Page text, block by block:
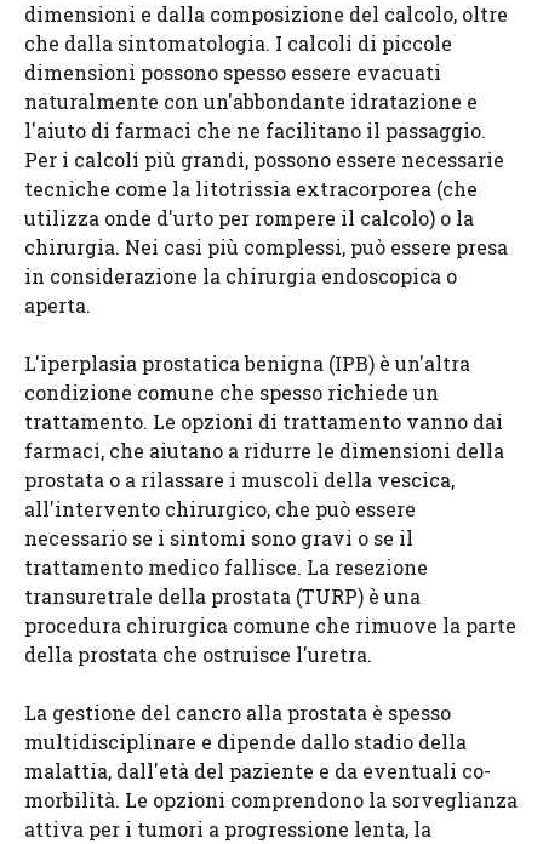
dimensioni e dalla composizione del calcolo, oltre
che dalla sintomatologia. I calcoli di piccole
dimensioni possono spesso essere evacuati
naturalmente con un'abbondante idratazione e
l'aiuto di farmaci che ne facilitano il passaggio.
Per i calcoli più grandi, possono essere necessarie
tecniche come la litotrissia extracorporea (che
utilizza onde d'urto per rompere il calcolo) o la
chirurgia. Nei casi più complessi, può essere presa
in considerazione la chirurgia endoscopica o
aperta.
L'iperplasia prostatica benigna (IPB) è un'altra
condizione comune che spesso richiede un
trattamento. Le opzioni di trattamento vanno dai
farmaci, che aiutano a ridurre le dimensioni della
prostata o a rilassare i muscoli della vescica,
all'intervento chirurgico, che può essere
necessario se i sintomi sono gravi o se il
trattamento medico fallisce. La resezione
transuretrale della prostata (TURP) è una
procedura chirurgica comune che rimuove la parte
della prostata che ostruisce l'uretra.
La gestione del cancro alla prostata è spesso
multidisciplinare e dipende dallo stadio della
malattia, dall'età del paziente e da eventuali co-
morbilità. Le opzioni comprendono la sorveglianza
attiva per i tumori a progressione lenta, la